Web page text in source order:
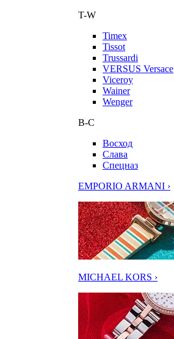
T-W
Timex
Tissot
Trussardi
VERSUS Versace
Viceroy
Wainer
Wenger
В-С
Восход
Слава
Спецназ
EMPORIO ARMANI ›
MICHAEL KORS ›